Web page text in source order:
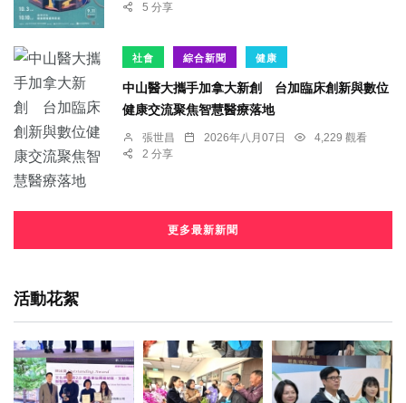
5 分享
社會 綜合新聞 健康
中山醫大攜手加拿大新創 台加臨床創新與數位
健康交流聚焦智慧醫療落地
張世昌 2026年八月07日
4,229 觀看
2 分享
更多最新新聞
活動花絮